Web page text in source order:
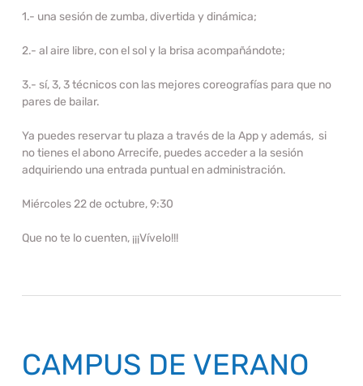
1.- una sesión de zumba, divertida y dinámica;
2.- al aire libre, con el sol y la brisa acompañándote;
3.- sí, 3, 3 técnicos con las mejores coreografías para que no
pares de bailar.
Ya puedes reservar tu plaza a través de la App y además, si
no tienes el abono Arrecife, puedes acceder a la sesión
adquiriendo una entrada puntual en administración.
Miércoles 22 de octubre, 9:30
Que no te lo cuenten, ¡¡¡Vívelo!!!
CAMPUS DE VERANO